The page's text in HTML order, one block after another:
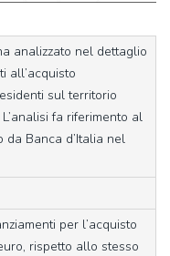
analizzato nel dettaglio
all’acquisto
sul territorio
fa riferimento al
Banca d’Italia nel
per l’acquisto
rispetto allo stesso